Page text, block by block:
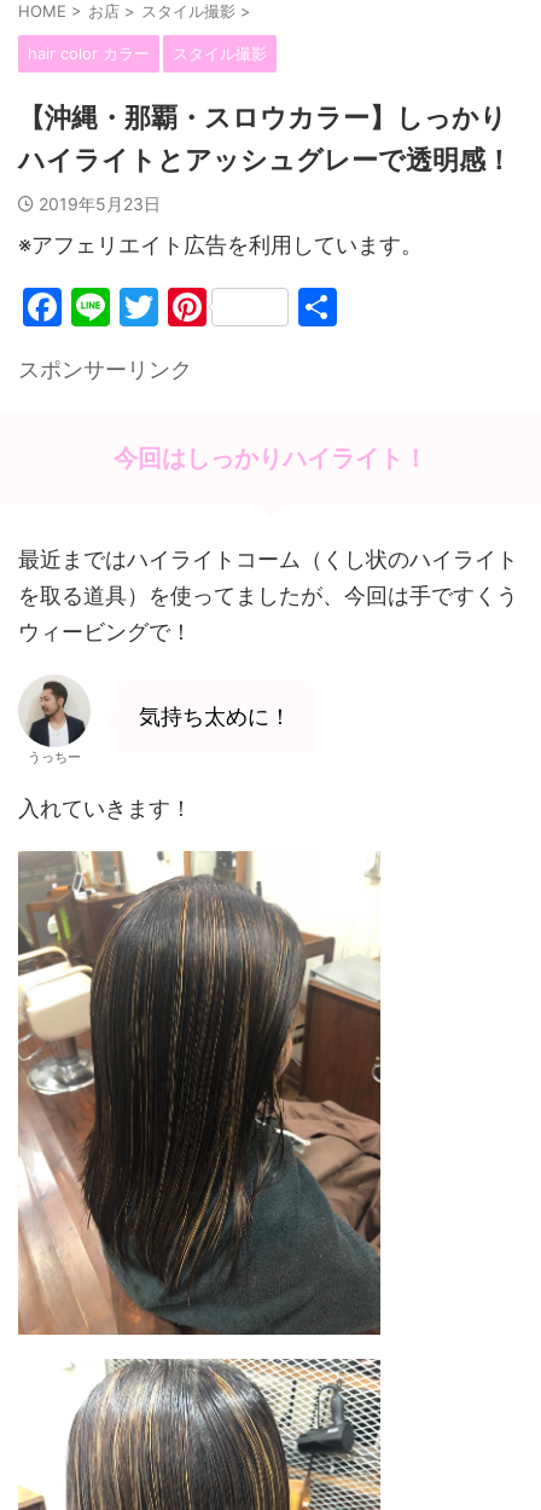
HOME > お店 > スタイル撮影 >
hair color カラー スタイル撮影
【沖縄・那覇・スロウカラー】しっかり
ハイライトとアッシュグレーで透明感！
2019年5月23日
※アフェリエイト広告を利用しています。
F
c
o
k
Li
e
T
itt
Pi
st
スポンサーリンク
今回はしっかりハイライト！
最近まではハイライトコーム（くし状のハイライト
を取る道具）を使ってましたが、今回は手ですくう
ウィービングで！
うっちー
気持ち太めに！
入れていきます！